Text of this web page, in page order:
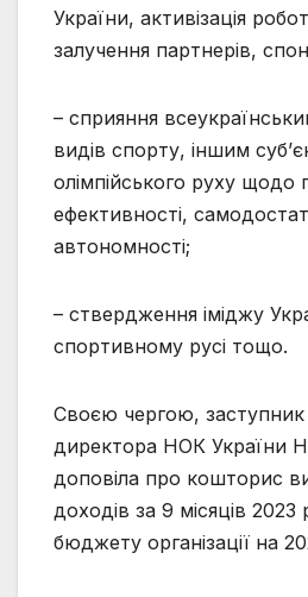
України, активізація
залучення партнерів,
– сприяння
видів спорту, іншим
олімпійського руху щодо
ефективності,
автономності;
– ствердження іміджу
спортивному русі тощо.
Своєю чергою, заступник
директора НОК України
доповіла про кошторис
доходів за 9 місяців 2023
бюджету організації на